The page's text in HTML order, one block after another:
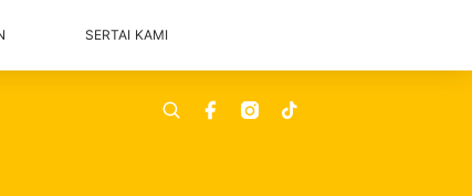
SERTAI KAMI